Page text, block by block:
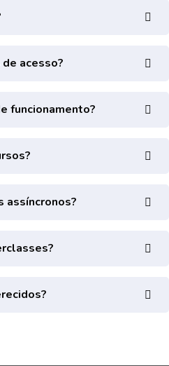
acesso?
funcionamento?
assíncronos?